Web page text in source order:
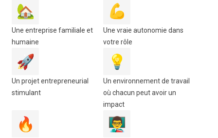
🏡
Une entreprise familiale et
humaine
💪
Une vraie autonomie dans
votre rôle
🚀
Un projet entrepreneurial
stimulant
💡
Un environnement de travail
où chacun peut avoir un
impact
🔥 👨‍🏫